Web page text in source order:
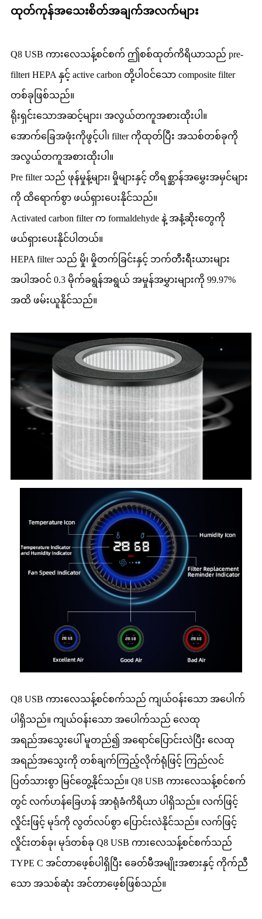
ထုတ်ကုန်အသေးစိတ်အချက်အလက်များ
Q8 USB ကားလေသန့်စင်စက် ဤစစ်ထုတ်ကိရိယာသည် pre-
filter၊ HEPA နှင့် active carbon တို့ပါဝင်သော composite filter
တစ်ခုဖြစ်သည်။
ရိုးရှင်းသောအဆင့်များ၊ အလွယ်တကူအစားထိုးပါ။
အောက်ခြေအဖုံးကိုဖွင့်ပါ၊ filter ကိုထုတ်ပြီး အသစ်တစ်ခုကို
အလွယ်တကူအစားထိုးပါ။
Pre filter သည် ဖုန်မှုန့်များ၊ မှိုများနှင့် တိရစ္ဆာန်အမွှေးအမှင်များ
ကို ထိရောက်စွာ ဖယ်ရှားပေးနိုင်သည်။
Activated carbon filter က formaldehyde နဲ့ အနံ့ဆိုးတွေကို
ဖယ်ရှားပေးနိုင်ပါတယ်။
HEPA filter သည် မှို၊ မှိုတက်ခြင်းနှင့် ဘက်တီးရီးယားများ
အပါအဝင် 0.3 မိုက်ခရွန်အရွယ် အမှုန်အမွှားများကို 99.97%
အထိ ဖမ်းယူနိုင်သည်။
Q8 USB ကားလေသန့်စင်စက်သည် ကျယ်ဝန်းသော အပေါက်
ပါရှိသည်။ ကျယ်ဝန်းသော အပေါက်သည် လေထု
အရည်အသွေးပေါ် မူတည်၍ အရောင်ပြောင်းလဲပြီး လေထု
အရည်အသွေးကို တစ်ချက်ကြည့်လိုက်ရုံဖြင့် ကြည်လင်
ပြတ်သားစွာ မြင်တွေ့နိုင်သည်။ Q8 USB ကားလေသန့်စင်စက်
တွင် လက်ဟန်ခြေဟန် အာရုံခံကိရိယာ ပါရှိသည်။ လက်ဖြင့်
လှိုင်းဖြင့် မုဒ်ကို လွတ်လပ်စွာ ပြောင်းလဲနိုင်သည်။ လက်ဖြင့်
လှိုင်းတစ်ခု၊ မုဒ်တစ်ခု Q8 USB ကားလေသန့်စင်စက်သည်
TYPE C အင်တာဖေ့စ်ပါရှိပြီး ခေတ်မီအမျိုးအစားနှင့် ကိုက်ညီ
သော အသစ်ဆုံး အင်တာဖေ့စ်ဖြစ်သည်။